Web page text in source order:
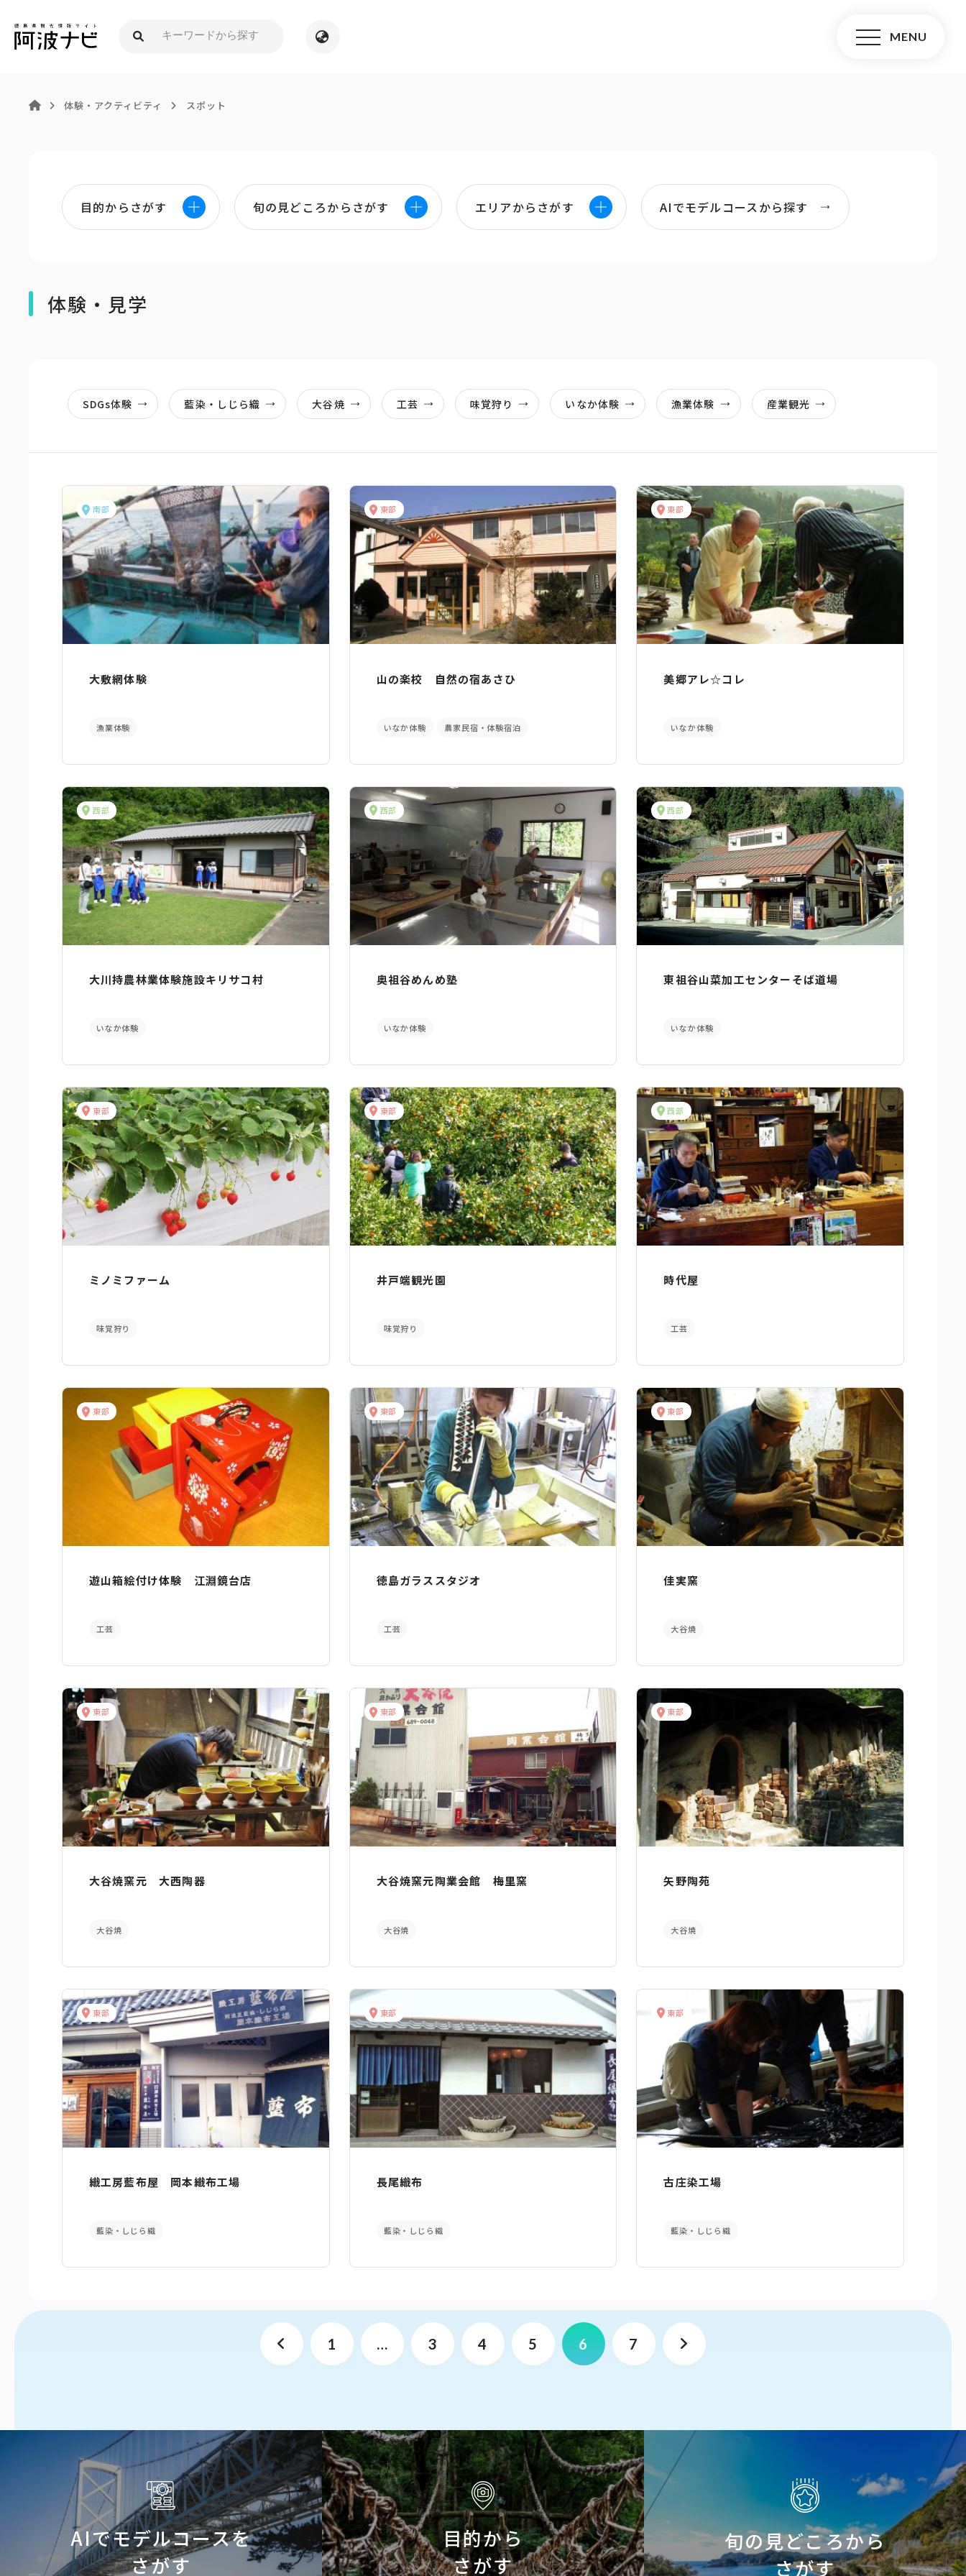
体験・アクティビティ スポット
目的からさがす 旬の見どころからさがす エリアからさがす AIでモデルコースから探す
体験・見学
SDGs体験 藍染・しじら織 大谷焼 工芸 味覚狩り いなか体験 漁業体験 産業観光
南部
大敷網体験
漁業体験
東部
山の楽校 自然の宿あさひ
いなか体験 農家民宿・体験宿泊
東部
美郷アレ☆コレ
いなか体験
西部
大川持農林業体験施設キリサコ村
いなか体験
西部
奥祖谷めんめ塾
いなか体験
西部
東祖谷山菜加工センターそば道場
いなか体験
東部
ミノミファーム
味覚狩り
東部
井戸端観光園
味覚狩り
西部
時代屋
工芸
東部
遊山箱絵付け体験 江淵鏡台店
工芸
東部
徳島ガラススタジオ
工芸
東部
佳実窯
大谷焼
東部
大谷焼窯元 大西陶器
大谷焼
東部
大谷焼窯元陶業会館 梅里窯
大谷焼
東部
矢野陶苑
大谷焼
東部
織工房藍布屋 岡本織布工場
藍染・しじら織
東部
長尾織布
藍染・しじら織
東部
古庄染工場
藍染・しじら織
1 … 3 4 5 6 7
AIでモデルコースを
さがす
目的から
さがす
旬の見どころから
さがす